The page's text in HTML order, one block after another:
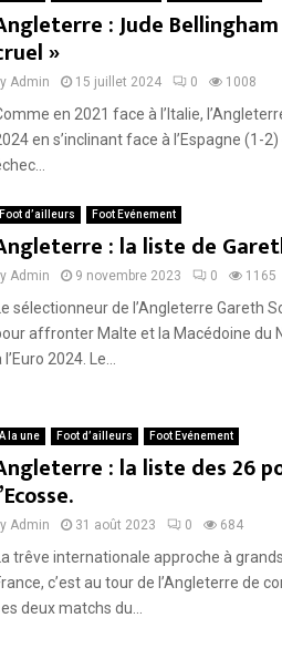
: Jude
»
Admin 15 juillet 2024 0 1008
en 2021 face à l’Italie,
en s’inclinant face à l’Espagne (1-
Foot d’ailleurs Foot Evénement
: la liste de
Admin 9 novembre 2023 0 1165
sélectionneur de l’Angleterre Gareth
affronter Malte et la Macédoine du
l’Euro 2024. Le...
A la une Foot d’ailleurs Foot Evénement
: la liste des 26
Admin 31 août 2023 0 684
trêve internationale approche à
c’est au tour de l’Angleterre de
deux matchs du...